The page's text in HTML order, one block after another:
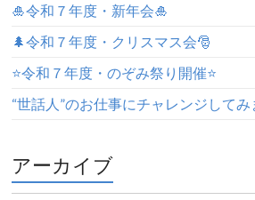
🎍令和７年度・新年会🎍
🌲令和７年度・クリスマス会🎅
⭐️令和７年度・のぞみ祭り開催⭐️
“世話人”のお仕事にチャレンジしてみ
アーカイブ